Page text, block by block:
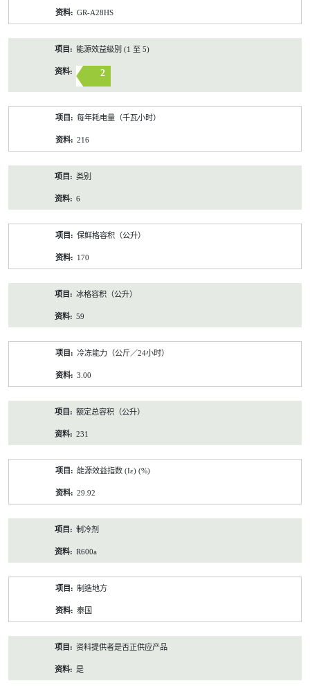
GR-A28HS
能源效益級別 (1 至 5)
2
每年耗电量（千瓦小时）
216
类别
6
保鲜格容积（公升）
170
冰格容积（公升）
59
冷冻能力（公斤／24小时）
3.00
额定总容积（公升）
231
能源效益指数 (Iε) (%)
29.92
制冷剂
R600a
制造地方
泰国
资料提供者是否正供应产品
是